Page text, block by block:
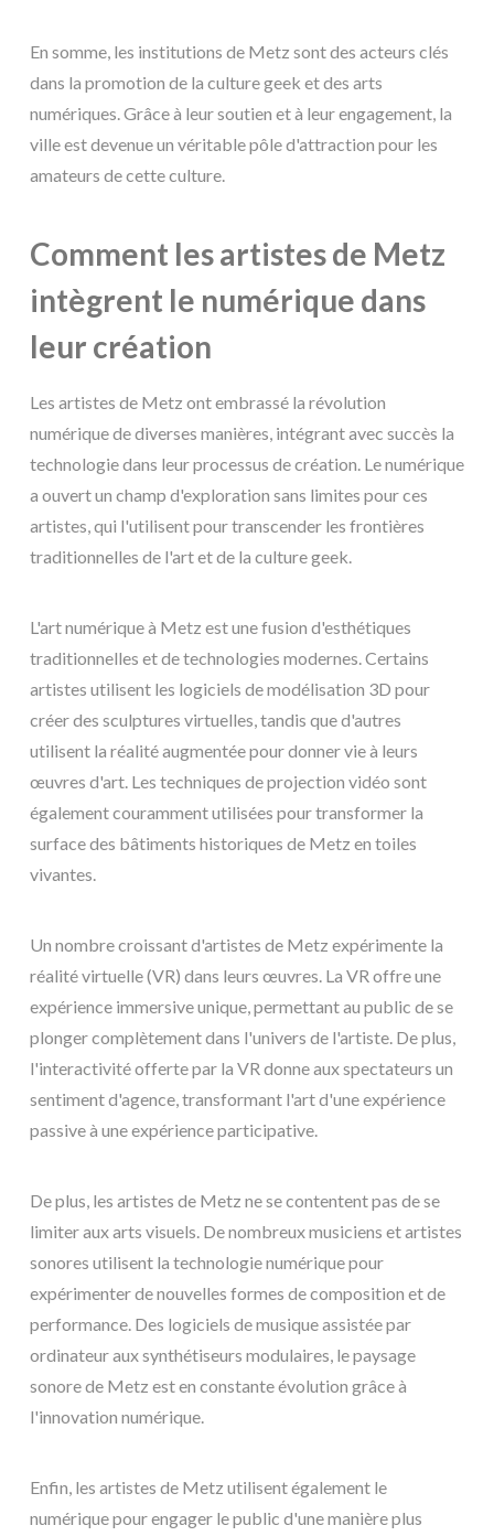
En somme, les institutions de Metz sont des acteurs clés
dans la promotion de la culture geek et des arts
numériques. Grâce à leur soutien et à leur engagement, la
ville est devenue un véritable pôle d'attraction pour les
amateurs de cette culture.
Comment les artistes de Metz
intègrent le numérique dans
leur création
Les artistes de Metz ont embrassé la révolution
numérique de diverses manières, intégrant avec succès la
technologie dans leur processus de création. Le numérique
a ouvert un champ d'exploration sans limites pour ces
artistes, qui l'utilisent pour transcender les frontières
traditionnelles de l'art et de la culture geek.
L'art numérique à Metz est une fusion d'esthétiques
traditionnelles et de technologies modernes. Certains
artistes utilisent les logiciels de modélisation 3D pour
créer des sculptures virtuelles, tandis que d'autres
utilisent la réalité augmentée pour donner vie à leurs
œuvres d'art. Les techniques de projection vidéo sont
également couramment utilisées pour transformer la
surface des bâtiments historiques de Metz en toiles
vivantes.
Un nombre croissant d'artistes de Metz expérimente la
réalité virtuelle (VR) dans leurs œuvres. La VR offre une
expérience immersive unique, permettant au public de se
plonger complètement dans l'univers de l'artiste. De plus,
l'interactivité offerte par la VR donne aux spectateurs un
sentiment d'agence, transformant l'art d'une expérience
passive à une expérience participative.
De plus, les artistes de Metz ne se contentent pas de se
limiter aux arts visuels. De nombreux musiciens et artistes
sonores utilisent la technologie numérique pour
expérimenter de nouvelles formes de composition et de
performance. Des logiciels de musique assistée par
ordinateur aux synthétiseurs modulaires, le paysage
sonore de Metz est en constante évolution grâce à
l'innovation numérique.
Enfin, les artistes de Metz utilisent également le
numérique pour engager le public d'une manière plus